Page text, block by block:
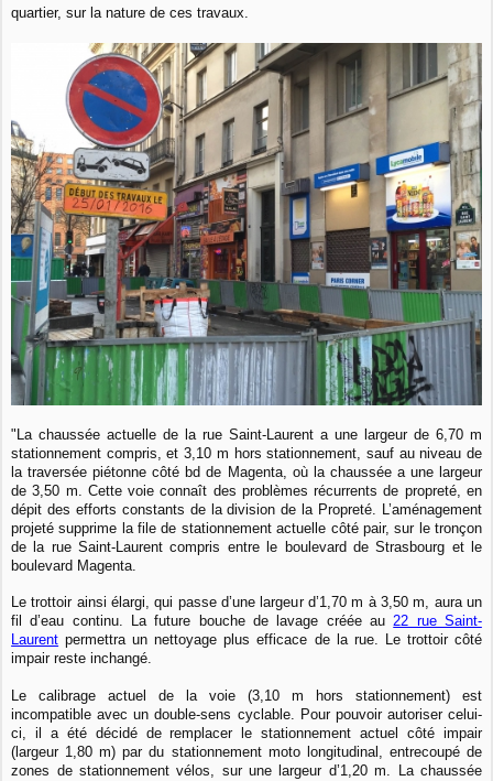
quartier, sur la nature de ces travaux.
"La chaussée actuelle de la rue Saint-Laurent a une largeur de 6,70 m
stationnement compris, et 3,10 m hors stationnement, sauf au niveau de
la traversée piétonne côté bd de Magenta, où la chaussée a une largeur
de 3,50 m. Cette voie connaît des problèmes récurrents de propreté, en
dépit des efforts constants de la division de la Propreté. L’aménagement
projeté supprime la file de stationnement actuelle côté pair, sur le tronçon
de la rue Saint-Laurent compris entre le boulevard de Strasbourg et le
boulevard Magenta.
Le trottoir ainsi élargi, qui passe d’une largeur d’1,70 m à 3,50 m, aura un
fil d’eau continu. La future bouche de lavage créée au22 rue Saint-
Laurent permettra un nettoyage plus efficace de la rue. Le trottoir côté
impair reste inchangé.
Le calibrage actuel de la voie (3,10 m hors stationnement) est
incompatible avec un double-sens cyclable. Pour pouvoir autoriser celui-
ci, il a été décidé de remplacer le stationnement actuel côté impair
(largeur 1,80 m) par du stationnement moto longitudinal, entrecoupé de
zones de stationnement vélos, sur une largeur d’1,20 m. La chaussée